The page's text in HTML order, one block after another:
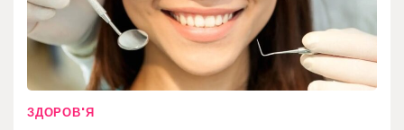
ЗДОРОВ'Я